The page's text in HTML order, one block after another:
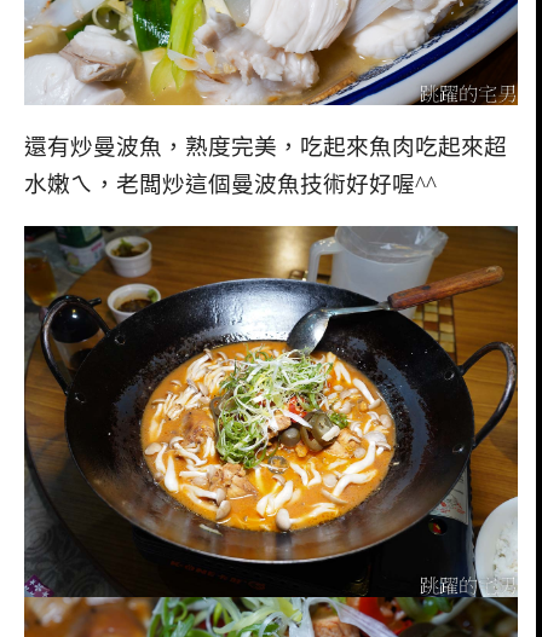
還有炒曼波魚，熟度完美，吃起來魚肉吃起來超
水嫩ㄟ，老闆炒這個曼波魚技術好好喔^^